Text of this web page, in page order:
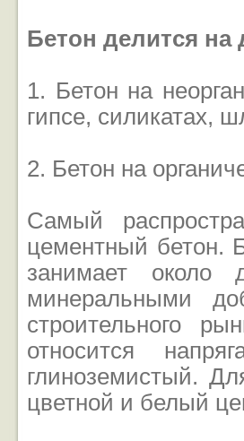
Бетон делится на
1. Бетон на
гипсе, силикатах,
2. Бетон на
Самый
цементный бетон.
занимает около
минеральными
строительного
относится
глиноземистый.
цветной и белый